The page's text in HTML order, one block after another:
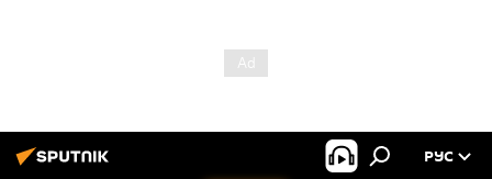
РУС